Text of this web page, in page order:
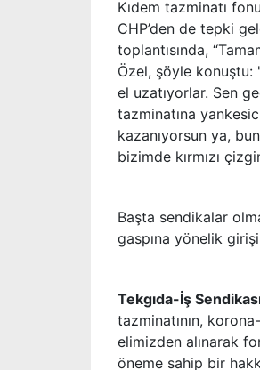
Kıdem tazminatı
CHP’den de tepki
toplantısında,
Özel, şöyle konuştu:
el uzatıyorlar. Sen
tazminatına
kazanıyorsun ya,
bizimde kırmızı
Başta sendikalar
gaspına yönelik
Tekgıda-İş
tazminatının,
elimizden alınarak
öneme sahip bir